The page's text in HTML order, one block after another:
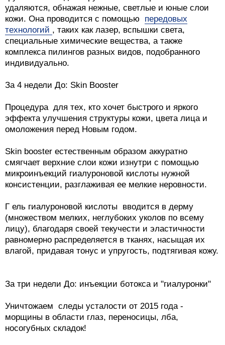
удаляются, обнажая нежные, светлые и юные слои
кожи. Она проводится с помощью передовых
технологий , таких как лазер, вспышки света,
специальные химические вещества, а также
комплекса пилингов разных видов, подобранного
индивидуально.
За 4 недели До: Skin Booster
Процедура для тех, кто хочет быстрого и яркого
эффекта улучшения структуры кожи, цвета лица и
омоложения перед Новым годом.
Skin booster естественным образом аккуратно
смягчает верхние слои кожи изнутри с помощью
микроинъекций гиалуроновой кислоты нужной
консистенции, разглаживая ее мелкие неровности.
Г ель гиалуроновой кислоты вводится в дерму
(множеством мелких, неглубоких уколов по всему
лицу), благодаря своей текучести и эластичности
равномерно распределяется в тканях, насыщая их
влагой, придавая тонус и упругость, подтягивая кожу.
За три недели До: инъекции ботокса и "гиалуронки"
Уничтожаем следы усталости от 2015 года -
морщины в области глаз, переносицы, лба,
носогубных складок!